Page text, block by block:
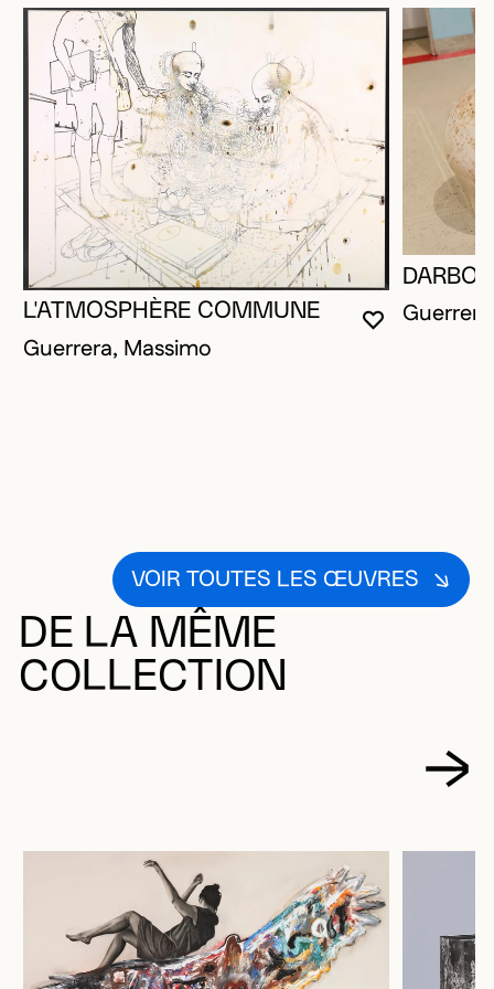
VOUS
FERMER
OUVRIR LA
L'ATMOSPHÈRE COMMUNE
Guerrera, Massimo
VOIR TOUTES LES ŒUVRES
DE LA MÊME
COLLECTION